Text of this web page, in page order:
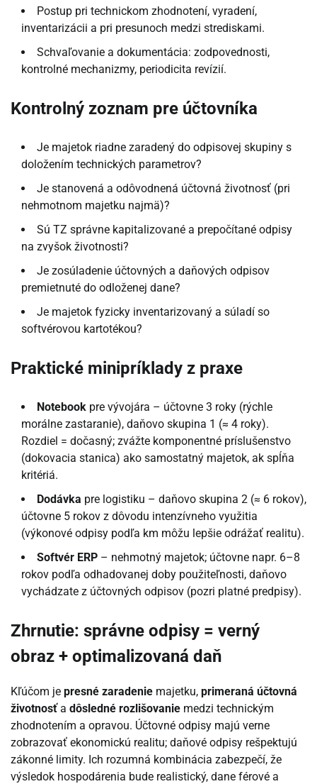
Postup pri technickom zhodnotení, vyradení,
inventarizácii a pri presunoch medzi strediskami.
Schvaľovanie a dokumentácia: zodpovednosti,
kontrolné mechanizmy, periodicita revízií.
Kontrolný zoznam pre účtovníka
Je majetok riadne zaradený do odpisovej skupiny s
doložením technických parametrov?
Je stanovená a odôvodnená účtovná životnosť (pri
nehmotnom majetku najmä)?
Sú TZ správne kapitalizované a prepočítané odpisy
na zvyšok životnosti?
Je zosúladenie účtovných a daňových odpisov
premietnuté do odloženej dane?
Je majetok fyzicky inventarizovaný a súladí so
softvérovou kartotékou?
Praktické minipríklady z praxe
Notebook pre vývojára – účtovne 3 roky (rýchle
morálne zastaranie), daňovo skupina 1 (≈ 4 roky).
Rozdiel = dočasný; zvážte komponentné príslušenstvo
(dokovacia stanica) ako samostatný majetok, ak spĺňa
kritériá.
Dodávka pre logistiku – daňovo skupina 2 (≈ 6 rokov),
účtovne 5 rokov z dôvodu intenzívneho využitia
(výkonové odpisy podľa km môžu lepšie odrážať realitu).
Softvér ERP – nehmotný majetok; účtovne napr. 6–8
rokov podľa odhadovanej doby použiteľnosti, daňovo
vychádzate z účtovných odpisov (pozri platné predpisy).
Zhrnutie: správne odpisy = verný
obraz + optimalizovaná daň
Kľúčom je presné zaradenie majetku, primeraná účtovná
životnosťa dôsledné rozlišovanie medzi technickým
zhodnotením a opravou. Účtovné odpisy majú verne
zobrazovať ekonomickú realitu; daňové odpisy rešpektujú
zákonné limity. Ich rozumná kombinácia zabezpečí, že
výsledok hospodárenia bude realistický, dane férové a